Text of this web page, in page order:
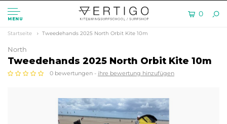
MENU
0
Startseite Tweedehands 2025 North Orbit Kite 10m
North
Tweedehands 2025 North Orbit Kite 10m
0 bewertungen - ihre bewertung hinzufügen